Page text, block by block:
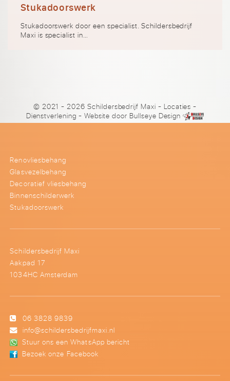
Stukadoorswerk
Stukadoorswerk door een specialist. Schildersbedrijf
Maxi is specialist in…
© 2021 - 2026 Schildersbedrijf Maxi - Locaties -
Dienstverlening - Website doorBullseye Design
Renovliesbehang
Glasvezelbehang
Decoratief vliesbehang
Binnenschilderwerk
Stukadoorswerk
Schildersbedrijf Maxi
Aakpad 17
1034HC Amsterdam
06 3828 9839
info@schildersbedrijfmaxi.nl
Stuur ons een WhatsApp bericht
Bezoek onze Facebook